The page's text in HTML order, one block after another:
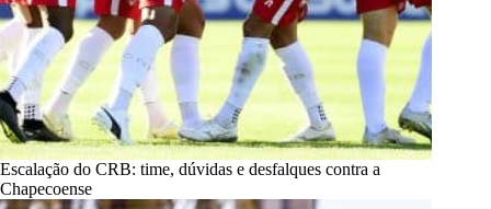
Escalação do CRB: time, dúvidas e desfalques contra a
Chapecoense